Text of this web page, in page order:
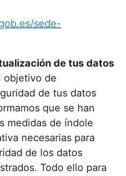
sede-
de tus datos
objetivo de
de tus datos
que se han
medidas de índole
necesarias para
de los datos
Todo ello para